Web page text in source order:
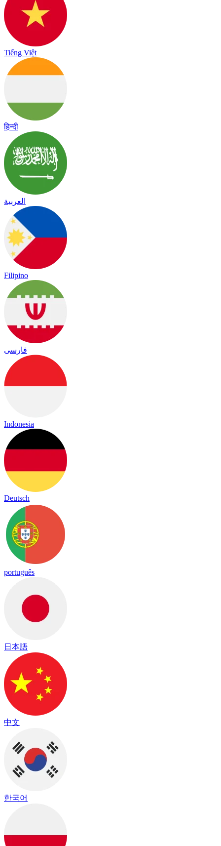
Tiếng Việt
हिन्दी
العربية
Filipino
فارسی
Indonesia
Deutsch
português
日本語
中文
한국어